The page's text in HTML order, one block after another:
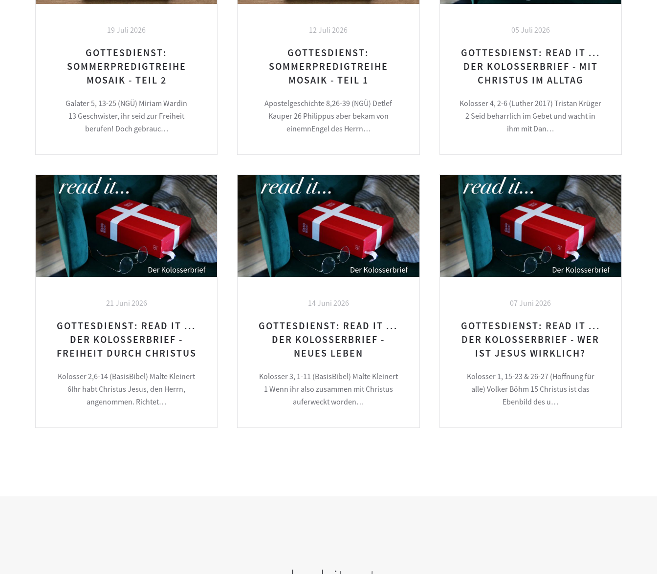
19 Juli 2026
GOTTESDIENST:
SOMMERPREDIGTREIHE
MOSAIK - TEIL 2
Galater 5, 13-25 (NGÜ) Miriam Wardin
13 Geschwister, ihr seid zur Freiheit
berufen! Doch gebrauc…
12 Juli 2026
GOTTESDIENST:
SOMMERPREDIGTREIHE
MOSAIK - TEIL 1
Apostelgeschichte 8,26-39 (NGÜ) Detlef
Kauper 26 Philippus aber bekam von
einemnEngel des Herrn…
05 Juli 2026
GOTTESDIENST: READ IT ...
DER KOLOSSERBRIEF - MIT
CHRISTUS IM ALLTAG
Kolosser 4, 2-6 (Luther 2017) Tristan Krüger
2 Seid beharrlich im Gebet und wacht in
ihm mit Dan…
21 Juni 2026
GOTTESDIENST: READ IT ...
DER KOLOSSERBRIEF -
FREIHEIT DURCH CHRISTUS
Kolosser 2,6-14 (BasisBibel) Malte Kleinert
6Ihr habt Christus Jesus, den Herrn,
angenommen. Richtet…
14 Juni 2026
GOTTESDIENST: READ IT ...
DER KOLOSSERBRIEF -
NEUES LEBEN
Kolosser 3, 1-11 (BasisBibel) Malte Kleinert
1 Wenn ihr also zusammen mit Christus
auferweckt worden…
07 Juni 2026
GOTTESDIENST: READ IT ...
DER KOLOSSERBRIEF - WER
IST JESUS WIRKLICH?
Kolosser 1, 15-23 & 26-27 (Hoffnung für
alle) Volker Böhm 15 Christus ist das
Ebenbild des u…